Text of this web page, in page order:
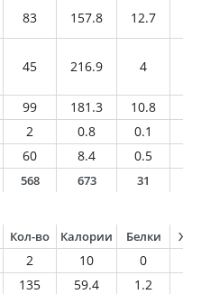
83 157.8 12.7
45 216.9 4
99 181.3 10.8
2 0.8 0.1
60 8.4 0.5
568 673 31
Кол-во Калории Белки
2 10 0
135 59.4 1.2